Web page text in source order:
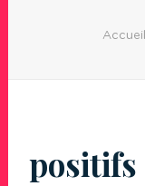
RÉSEAUX SOCIAUX
CONTACT
Accueil
positifs